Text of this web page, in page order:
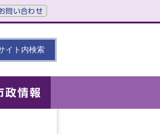
問い合わせ
政情報